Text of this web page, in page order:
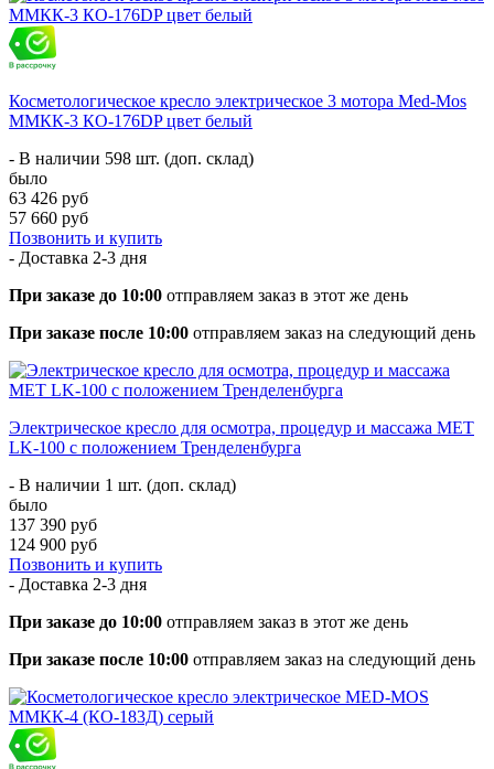
Косметологическое кресло электрическое 3 мотора Med-Mos
ММКК-3 КО-176DP цвет белый
- В наличии 598 шт. (доп. склад)
было
63 426 руб
57 660 руб
Позвонить и купить
- Доставка 2-3 дня
При заказе до 10:00 отправляем заказ в этот же день
При заказе после 10:00 отправляем заказ на следующий день
Электрическое кресло для осмотра, процедур и массажа MET
LK-100 с положением Тренделенбурга
- В наличии 1 шт. (доп. склад)
было
137 390 руб
124 900 руб
Позвонить и купить
- Доставка 2-3 дня
При заказе до 10:00 отправляем заказ в этот же день
При заказе после 10:00 отправляем заказ на следующий день